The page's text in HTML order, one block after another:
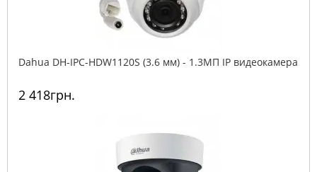
Dahua DH-IPC-HDW1120S (3.6 мм) - 1.3МП IP видеокамера
2 418грн.